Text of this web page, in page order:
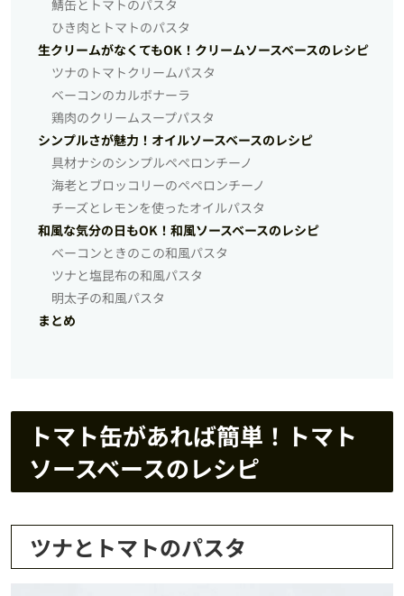
鯖缶とトマトのパスタ
ひき肉とトマトのパスタ
生クリームがなくてもOK！クリームソースベースのレシピ
ツナのトマトクリームパスタ
ベーコンのカルボナーラ
鶏肉のクリームスープパスタ
シンプルさが魅力！オイルソースベースのレシピ
具材ナシのシンプルペペロンチーノ
海老とブロッコリーのペペロンチーノ
チーズとレモンを使ったオイルパスタ
和風な気分の日もOK！和風ソースベースのレシピ
ベーコンときのこの和風パスタ
ツナと塩昆布の和風パスタ
明太子の和風パスタ
まとめ
トマト缶があれば簡単！トマト
ソースベースのレシピ
ツナとトマトのパスタ